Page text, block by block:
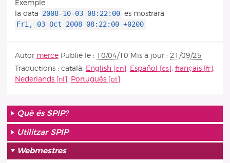
Exemple :
la data 2008-10-03 08:22:00 es mostrarà
Fri, 03 Oct 2008 08:22:00 +0200
Autor merce Publié le : 10/04/10 Mis à jour : 21/09/25
Traductions : català, English , Español , français
,
Nederlands
, Português
Què és SPIP?
Utilitzar SPIP
Webmestres